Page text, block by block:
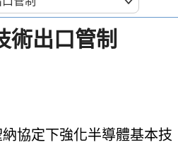
出口管制
協定下強化半導體基本技